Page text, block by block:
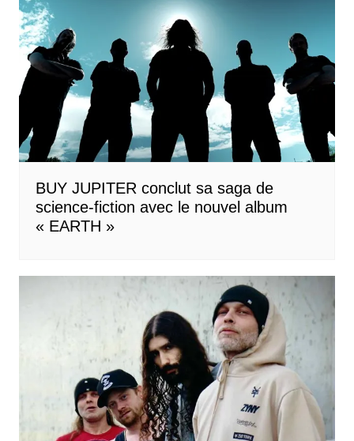
BUY JUPITER conclut sa saga de
science-fiction avec le nouvel album
« EARTH »